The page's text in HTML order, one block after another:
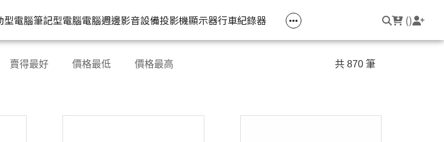
推薦好友回饋
按功能
多功能事務機
型電腦
工作站電腦
商務電腦
Elite系列
筆記型電腦
系列
商用筆電
Elitebook 系列
OMEN
電腦包
電腦週邊
儲存裝置
影音設備
耳機
無線耳機
投影機
簡報筆
顯示器行車紀錄器 ()
賣得最好 價格最低 價格最高 共 870 筆